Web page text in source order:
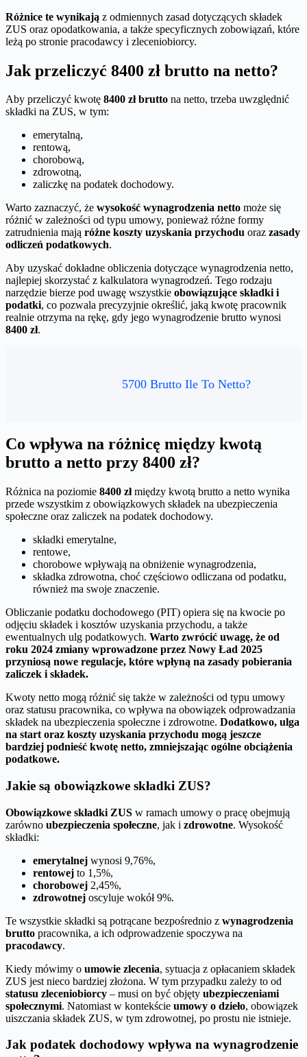
Różnice te wynikają z odmiennych zasad dotyczących składek
ZUS oraz opodatkowania, a także specyficznych zobowiązań, które
leżą po stronie pracodawcy i zleceniobiorcy.
Jak przeliczyć 8400 zł brutto na netto?
Aby przeliczyć kwotę 8400 zł brutto na netto, trzeba uwzględnić
składki na ZUS, w tym:
emerytalną,
rentową,
chorobową,
zdrowotną,
zaliczkę na podatek dochodowy.
Warto zaznaczyć, że wysokość wynagrodzenia netto może się
różnić w zależności od typu umowy, ponieważ różne formy
zatrudnienia mają różne koszty uzyskania przychodu oraz zasady
odliczeń podatkowych.
Aby uzyskać dokładne obliczenia dotyczące wynagrodzenia netto,
najlepiej skorzystać z kalkulatora wynagrodzeń. Tego rodzaju
narzędzie bierze pod uwagę wszystkie obowiązujące składki i
podatki, co pozwala precyzyjnie określić, jaką kwotę pracownik
realnie otrzyma na rękę, gdy jego wynagrodzenie brutto wynosi
8400 zł.
5700 Brutto Ile To Netto?
Co wpływa na różnicę między kwotą
brutto a netto przy 8400 zł?
Różnica na poziomie 8400 złmiędzy kwotą brutto a netto wynika
przede wszystkim z obowiązkowych składek na ubezpieczenia
społeczne oraz zaliczek na podatek dochodowy.
składki emerytalne,
rentowe,
chorobowe wpływają na obniżenie wynagrodzenia,
składka zdrowotna, choć częściowo odliczana od podatku,
również ma swoje znaczenie.
Obliczanie podatku dochodowego (PIT) opiera się na kwocie po
odjęciu składek i kosztów uzyskania przychodu, a także
ewentualnych ulg podatkowych. Warto zwrócić uwagę, że od
roku 2024 zmiany wprowadzone przez Nowy Ład 2025
przyniosą nowe regulacje, które wpłyną na zasady pobierania
zaliczek i składek.
Kwoty netto mogą różnić się także w zależności od typu umowy
oraz statusu pracownika, co wpływa na obowiązek odprowadzania
składek na ubezpieczenia społeczne i zdrowotne. Dodatkowo, ulga
na start oraz koszty uzyskania przychodu mogą jeszcze
bardziej podnieść kwotę netto, zmniejszając ogólne obciążenia
podatkowe.
Jakie są obowiązkowe składki ZUS?
Obowiązkowe składki ZUS w ramach umowy o pracę obejmują
zarówno ubezpieczenia społeczne, jak i zdrowotne. Wysokość
składki:
emerytalnej wynosi 9,76%,
rentowej to 1,5%,
chorobowej 2,45%,
zdrowotnej oscyluje wokół 9%.
Te wszystkie składki są potrącane bezpośrednio z wynagrodzenia
brutto pracownika, a ich odprowadzenie spoczywa na
pracodawcy.
Kiedy mówimy o umowie zlecenia, sytuacja z opłacaniem składek
ZUS jest nieco bardziej złożona. W tym przypadku zależy to od
statusu zleceniobiorcy – musi on być objęty ubezpieczeniami
społecznymi. Natomiast w kontekście umowy o dzieło, obowiązek
uiszczania składek ZUS, w tym zdrowotnej, po prostu nie istnieje.
Jak podatek dochodowy wpływa na wynagrodzenie